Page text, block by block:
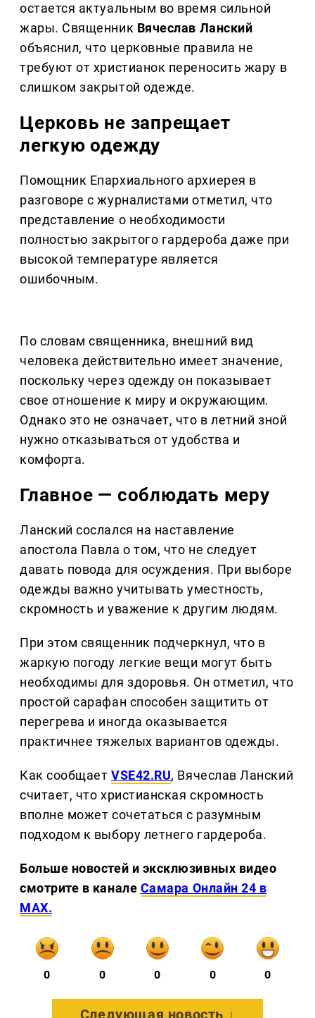
остается актуальным во время сильной
жары. Священник Вячеслав Ланский
объяснил, что церковные правила не
требуют от христианок переносить жару в
слишком закрытой одежде.
Церковь не запрещает
легкую одежду
Помощник Епархиального архиерея в
разговоре с журналистами отметил, что
представление о необходимости
полностью закрытого гардероба даже при
высокой температуре является
ошибочным.
По словам священника, внешний вид
человека действительно имеет значение,
поскольку через одежду он показывает
свое отношение к миру и окружающим.
Однако это не означает, что в летний зной
нужно отказываться от удобства и
комфорта.
Главное — соблюдать меру
Ланский сослался на наставление
апостола Павла о том, что не следует
давать повода для осуждения. При выборе
одежды важно учитывать уместность,
скромность и уважение к другим людям.
При этом священник подчеркнул, что в
жаркую погоду легкие вещи могут быть
необходимы для здоровья. Он отметил, что
простой сарафан способен защитить от
перегрева и иногда оказывается
практичнее тяжелых вариантов одежды.
Как сообщаетVSE42.RU, Вячеслав Ланский
считает, что христианская скромность
вполне может сочетаться с разумным
подходом к выбору летнего гардероба.
Больше новостей и эксклюзивных видео
смотрите в канале Самара Онлайн 24 в
MAX.
0 0 0 0 0